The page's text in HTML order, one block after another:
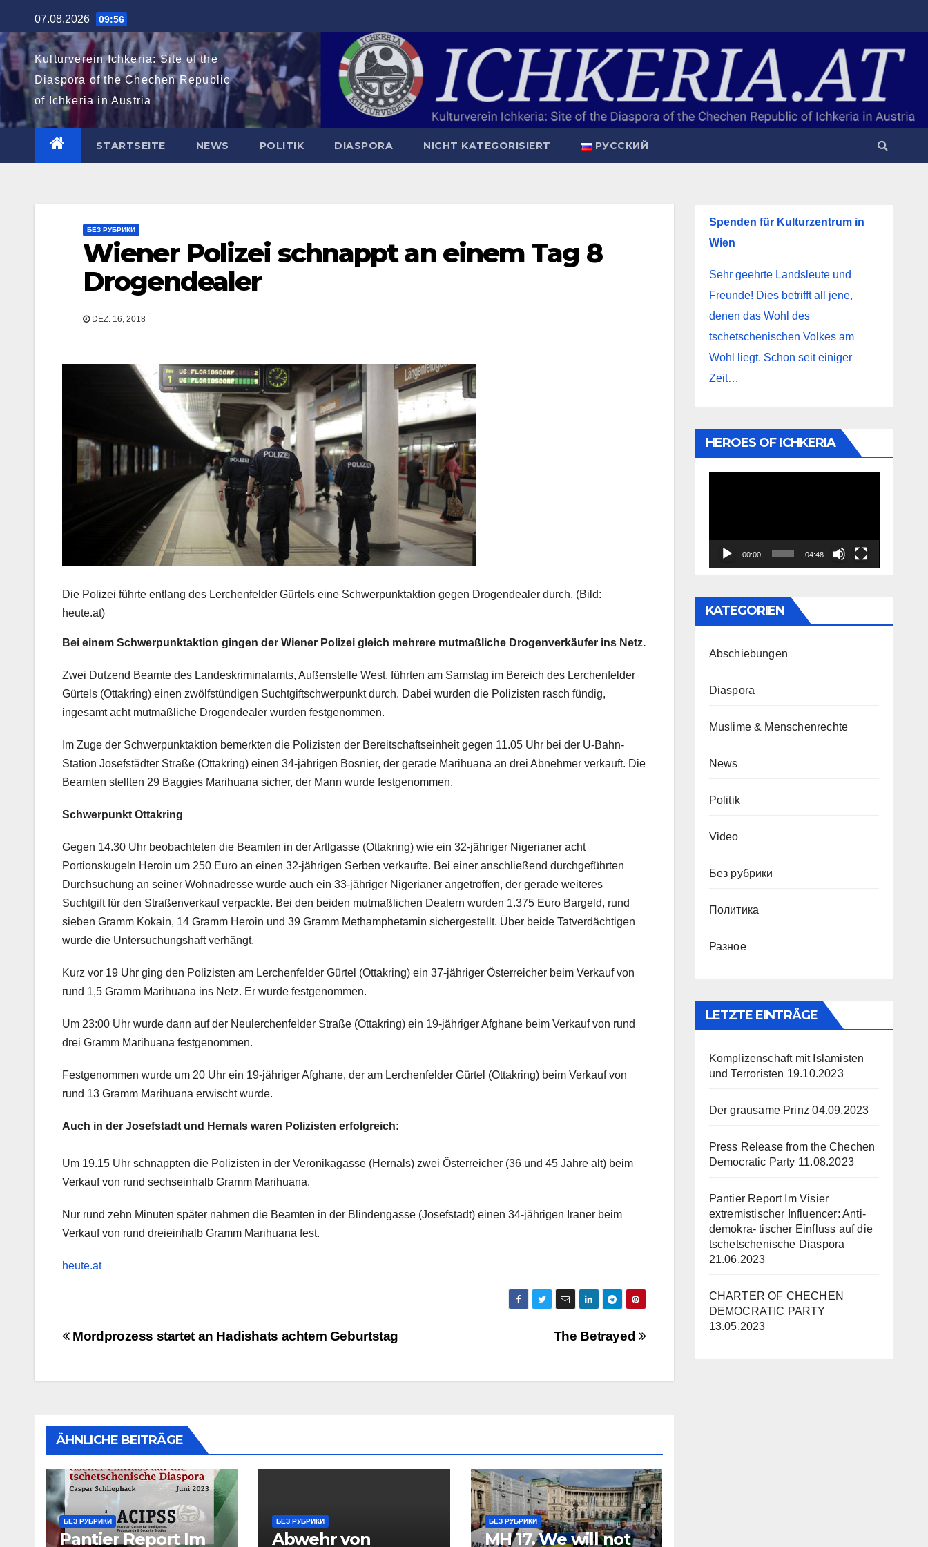
Inhalt
springen
07.08.2026 09:56
Kulturverein Ichkeria: Site of the
Diaspora of the Chechen Republic
of Ichkeria in Austria
STARTSEITE NEWS POLITIK DIASPORA NICHT KATEGORISIERT РУССКИЙ
БЕЗ РУБРИКИ
Wiener Polizei schnappt an einem Tag 8
Drogendealer
DEZ. 16, 2018
Die Polizei führte entlang des Lerchenfelder Gürtels eine Schwerpunktaktion gegen Drogendealer durch. (Bild:
heute.at)
Bei einem Schwerpunktaktion gingen der Wiener Polizei gleich mehrere mutmaßliche Drogenverkäufer ins Netz.
Zwei Dutzend Beamte des Landeskriminalamts, Außenstelle West, führten am Samstag im Bereich des Lerchenfelder
Gürtels (Ottakring) einen zwölfstündigen Suchtgiftschwerpunkt durch. Dabei wurden die Polizisten rasch fündig,
ingesamt acht mutmaßliche Drogendealer wurden festgenommen.
Im Zuge der Schwerpunktaktion bemerkten die Polizisten der Bereitschaftseinheit gegen 11.05 Uhr bei der U-Bahn-
Station Josefstädter Straße (Ottakring) einen 34-jährigen Bosnier, der gerade Marihuana an drei Abnehmer verkauft. Die
Beamten stellten 29 Baggies Marihuana sicher, der Mann wurde festgenommen.
Schwerpunkt Ottakring
Gegen 14.30 Uhr beobachteten die Beamten in der Artlgasse (Ottakring) wie ein 32-jähriger Nigerianer acht
Portionskugeln Heroin um 250 Euro an einen 32-jährigen Serben verkaufte. Bei einer anschließend durchgeführten
Durchsuchung an seiner Wohnadresse wurde auch ein 33-jähriger Nigerianer angetroffen, der gerade weiteres
Suchtgift für den Straßenverkauf verpackte. Bei den beiden mutmaßlichen Dealern wurden 1.375 Euro Bargeld, rund
sieben Gramm Kokain, 14 Gramm Heroin und 39 Gramm Methamphetamin sichergestellt. Über beide Tatverdächtigen
wurde die Untersuchungshaft verhängt.
Kurz vor 19 Uhr ging den Polizisten am Lerchenfelder Gürtel (Ottakring) ein 37-jähriger Österreicher beim Verkauf von
rund 1,5 Gramm Marihuana ins Netz. Er wurde festgenommen.
Um 23:00 Uhr wurde dann auf der Neulerchenfelder Straße (Ottakring) ein 19-jähriger Afghane beim Verkauf von rund
drei Gramm Marihuana festgenommen.
Festgenommen wurde um 20 Uhr ein 19-jähriger Afghane, der am Lerchenfelder Gürtel (Ottakring) beim Verkauf von
rund 13 Gramm Marihuana erwischt wurde.
Auch in der Josefstadt und Hernals waren Polizisten erfolgreich:
Um 19.15 Uhr schnappten die Polizisten in der Veronikagasse (Hernals) zwei Österreicher (36 und 45 Jahre alt) beim
Verkauf von rund sechseinhalb Gramm Marihuana.
Nur rund zehn Minuten später nahmen die Beamten in der Blindengasse (Josefstadt) einen 34-jährigen Iraner beim
Verkauf von rund dreieinhalb Gramm Marihuana fest.
heute.at
Beitragsnavigation The Betrayed
Mordprozess startet an Hadishats achtem Geburtstag
ÄHNLICHE BEITRÄGE
БЕЗ РУБРИКИ
Pantier Report Im
БЕЗ РУБРИКИ
Abwehr von
БЕЗ РУБРИКИ
MH 17. We will not
Spenden für Kulturzentrum in
Wien
Sehr geehrte Landsleute und
Freunde! Dies betrifft all jene,
denen das Wohl des
tschetschenischen Volkes am
Wohl liegt. Schon seit einiger
Zeit…
HEROES OF ICHKERIA
00:00 04:48
KATEGORIEN
Abschiebungen
Diaspora
Muslime & Menschenrechte
News
Politik
Video
Без рубрики
Политика
Разное
LETZTE EINTRÄGE
Komplizenschaft mit Islamisten
und Terroristen 19.10.2023
Der grausame Prinz 04.09.2023
Press Release from the Chechen
Democratic Party 11.08.2023
Pantier Report Im Visier
extremistischer Influencer: Anti-
demokra- tischer Einfluss auf die
tschetschenische Diaspora
21.06.2023
CHARTER OF CHECHEN
DEMOCRATIC PARTY
13.05.2023